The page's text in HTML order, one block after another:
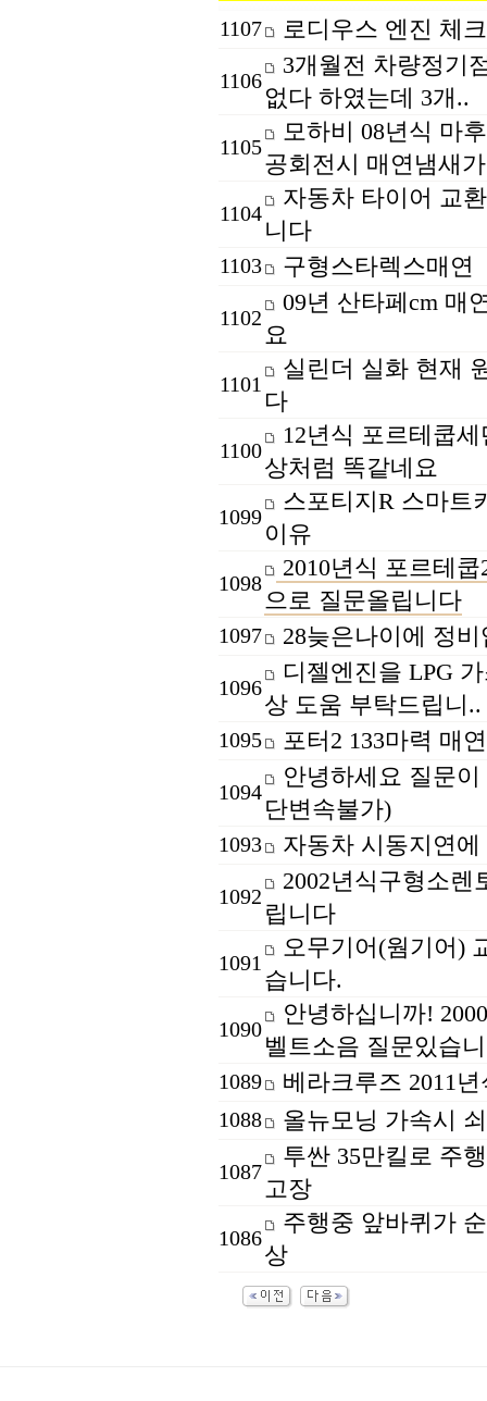
1107 로디우스 엔진 체
1106
3개월전 차량정기
없다 하였는데 3개..
1105
모하비 08년식 마
공회전시 매연냄새
1104
자동차 타이어 교
니다
1103 구형스타렉스매연
1102
09년 산타페cm 매
요
1101
실린더 실화 현재
다
1100
12년식 포르테쿱
상처럼 똑같네요
1099
스포티지R 스마트
이유
1098
2010년식 포르테
으로 질문올립니다
1097 28늦은나이에 정
1096
디젤엔진을 LPG
상 도움 부탁드립니..
1095 포터2 133마력 매
1094
안녕하세요 질문
단변속불가)
1093 자동차 시동지연
1092
2002년식구형소렌
립니다
1091
오무기어(웜기어)
습니다.
1090
안녕하십니까!
벨트소음 질문있습
1089 베라크루즈 2011
1088 올뉴모닝 가속시
1087
투싼 35만킬로 주
고장
1086
주행중 앞바퀴가
상